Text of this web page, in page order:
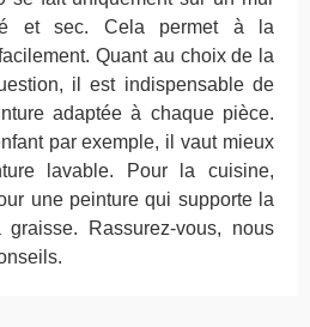
et sec. Cela permet à la
Quant au choix de la
il est indispensable de
adaptée à chaque pièce.
par exemple, il vaut mieux
lavable. Pour la cuisine,
une peinture qui supporte la
graisse. Rassurez-vous, nous